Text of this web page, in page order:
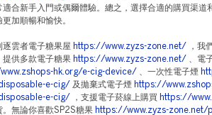
適合新手入門或偶爾體驗。總之，選擇合適的購買渠道
加順暢和愉快。
逐雲者電子糖果屋 https://www.zyzs-zone.net/ ，我
提供多款電子糖果 https://www.zyzs-zone.net/ 、電
hk.org/e-cig-device/ 、一次性電子煙
e-cig/ 及拋棄式電子煙 https://
e-cig/ ，支援電子菸線上購買 https://
。無論你喜歡SP2S糖果 https://www.zyzs-zone.net/